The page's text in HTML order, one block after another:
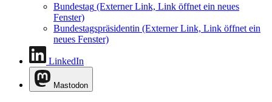
Bundestag (Externer Link, Link öffnet ein neues
Fenster)
Bundestagspräsidentin (Externer Link, Link öffnet ein
neues Fenster)
LinkedIn
Mastodon